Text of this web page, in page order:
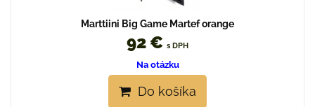
Marttiini Big Game Martef orange
92 € s DPH
Na otázku
Do košíka